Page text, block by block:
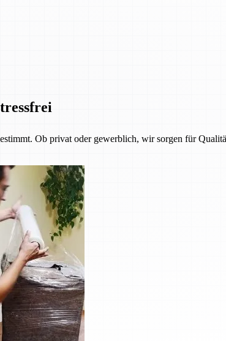
Ob privat oder gewerblich, wir sorgen für